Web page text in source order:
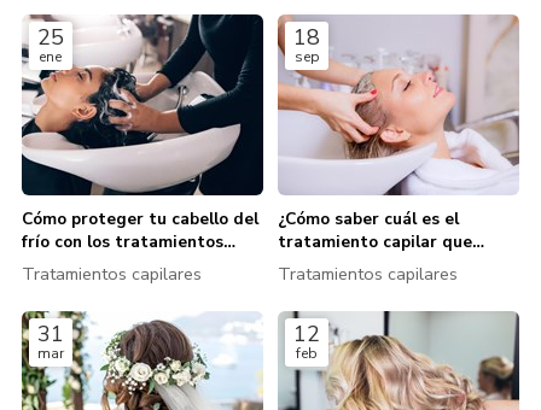
25
ene
Cómo proteger tu cabello del
frío con los tratamientos
capilares de Eva Méndez
Tratamientos capilares
18
sep
¿Cómo saber cuál es el
tratamiento capilar que
necesitas?
Tratamientos capilares
31
mar
12
feb